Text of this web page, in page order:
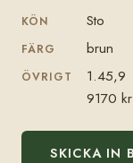
KÖN Sto
FÄRG brun
ÖVRIGT
1.45,9
9170 kr
SKICKA IN